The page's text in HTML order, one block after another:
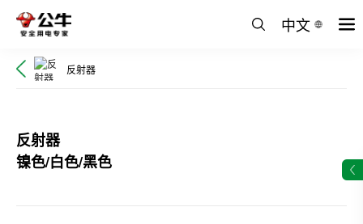
中文
反射器
反射器
镍色/白色/黑色